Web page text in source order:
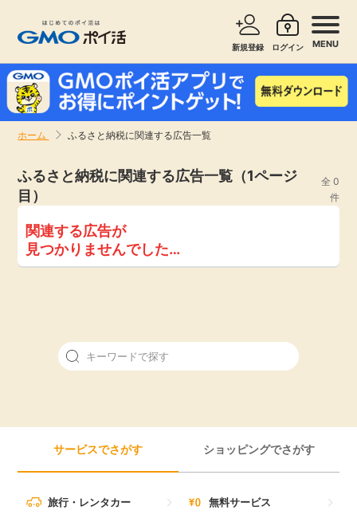
新規登録 ログイン MENU
ホーム ふるさと納税に関連する広告一覧
新着
高還元
即日還元
サービスで探す ショッピングで探す
旅行・レンタカー
無料サービス
エンタメ
買取・査定
進学・教育
ふるさと納税に関連する広告一覧（1ページ
目）
全 0
件
関連する広告が
見つかりませんでした…
サービスでさがす ショッピングでさがす
旅行・レンタカー 無料サービス